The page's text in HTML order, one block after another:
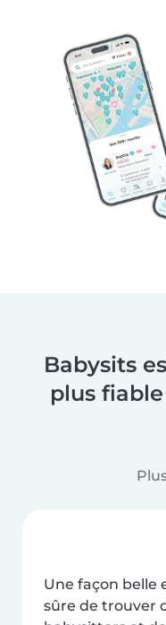
Babysits
plus
Une façon belle
sûre de trouver